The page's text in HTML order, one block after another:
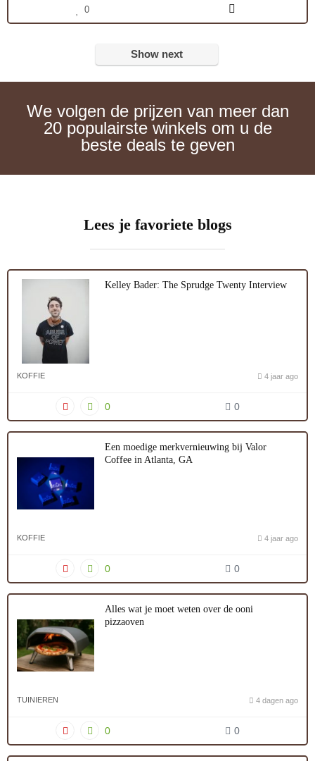
0
Show next
We volgen de prijzen van meer dan
20 populairste winkels om u de
beste deals te geven
Lees je favoriete blogs
Kelley Bader: The Sprudge Twenty Interview
KOFFIE 4 jaar ago
0 0
Een moedige merkvernieuwing bij Valor
Coffee in Atlanta, GA
KOFFIE 4 jaar ago
0 0
Alles wat je moet weten over de ooni
pizzaoven
TUINIEREN 4 dagen ago
0 0